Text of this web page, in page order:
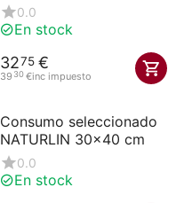
0.0
En stock
3275 €
39 30€inc impuesto
Consumo seleccionado
NATURLIN 30x40 cm
0.0
En stock